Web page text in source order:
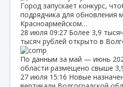
Город запускает конкурс,
подрядчика для обновления
Красноармейском…
28 июля 09:27 Более 3,9
тысяч рублей открыто в
По данным за май — июнь
области размещено свыше
27 июля 15:16 Новые